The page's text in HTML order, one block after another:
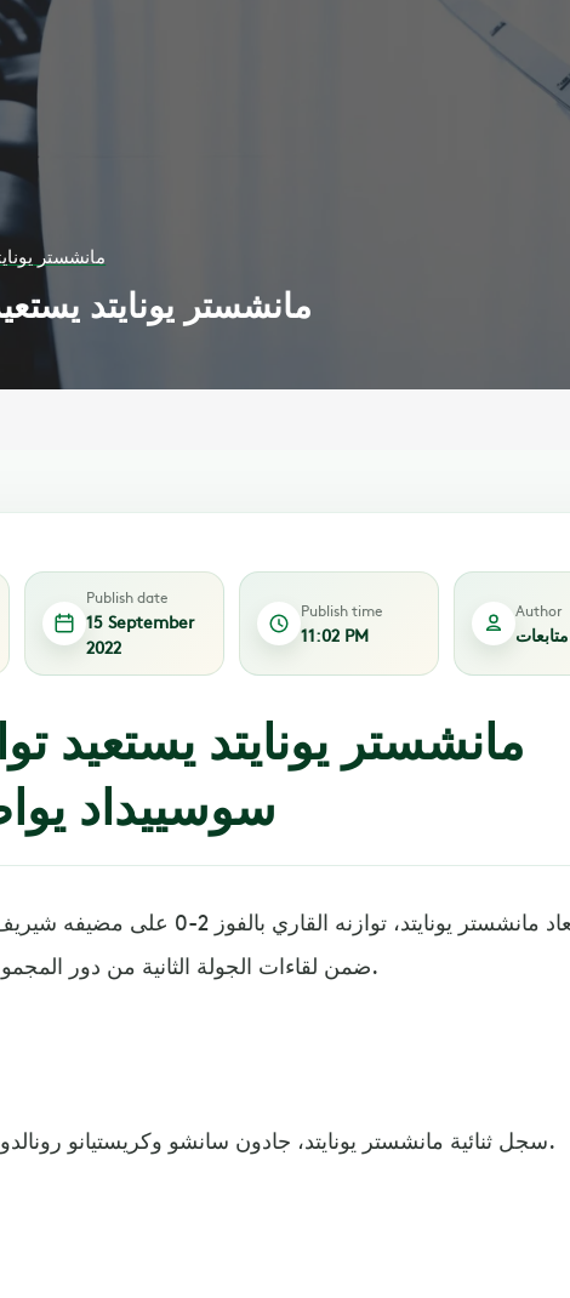
مانشستر
مانشستر يونايتد
Publish date
15 September
2022
Publish time
11:02 PM
Author
متابعات
مانشستر يونايتد يستعيد
سوسييداد
استعاد مانشستر يونايتد، توازنه
ضمن لقاءات الجولة الثانية من دور المجموعات للدوري الأوروبي.
سجل ثنائية مانشستر يونايتد، جادون سانشو وكريستيانو رونالدو في الدقيقتين 17 و39.